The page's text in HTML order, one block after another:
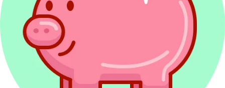
automatycznego przekazywania 1,5% PIT stosownie
do ich wyboru z zeszłego roku. Nowe zasady
dystrybucji części podatku mają dotyczyć wąskiej
grupy osób, bowiem nowelizacja obejmuje tylko te
sytuacje, w ramach których podatnik jest rozliczany
przez płatnika - organ rentowy. Wraz z opisywaną
zmianą, wprowadzono jednocześnie możliwość